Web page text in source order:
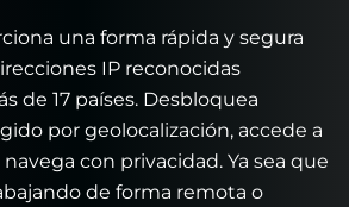
una forma rápida y segura
IP reconocidas
de 17 países. Desbloquea
por geolocalización, accede a
con privacidad. Ya sea que
de forma remota o